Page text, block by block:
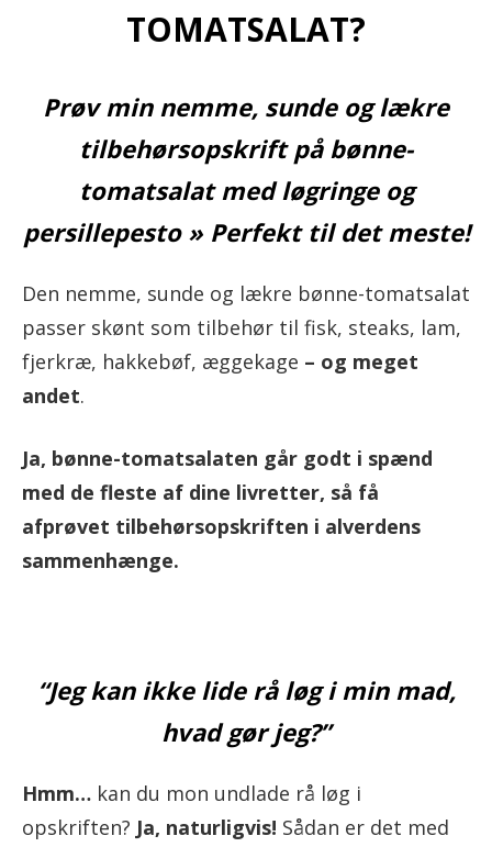
TOMATSALAT?
Prøv min nemme, sunde og lækre
tilbehørsopskrift på bønne-
tomatsalat med løgringe og
persillepesto » Perfekt til det meste!
Den nemme, sunde og lækre bønne-tomatsalat
passer skønt som tilbehør til fisk, steaks, lam,
fjerkræ, hakkebøf, æggekage – og meget
andet.
Ja, bønne-tomatsalaten går godt i spænd
med de fleste af dine livretter, så få
afprøvet tilbehørsopskriften i alverdens
sammenhænge.
“Jeg kan ikke lide rå løg i min mad,
hvad gør jeg?”
Hmm… kan du mon undlade rå løg i
opskriften? Ja, naturligvis! Sådan er det med